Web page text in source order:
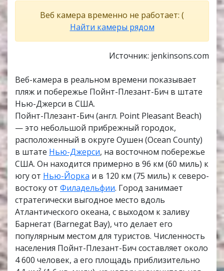
Веб камера временно не работает: (
Найти камеры рядом
Источник: jenkinsons.com
Веб-камера в реальном времени показывает
пляж и побережье Пойнт-Плезант-Бич в штате
Нью-Джерси в США.
Пойнт-Плезант-Бич (англ. Point Pleasant Beach)
— это небольшой прибрежный городок,
расположенный в округе Оушен (Ocean County)
в штате Нью-Джерси, на восточном побережье
США. Он находится примерно в 96 км (60 миль) к
югу от Нью-Йорка и в 120 км (75 миль) к северо-
востоку от Филадельфии. Город занимает
стратегически выгодное место вдоль
Атлантического океана, с выходом к заливу
Барнегат (Barnegat Bay), что делает его
популярным местом для туристов. Численность
населения Пойнт-Плезант-Бич составляет около
4 600 человек, а его площадь приблизительно